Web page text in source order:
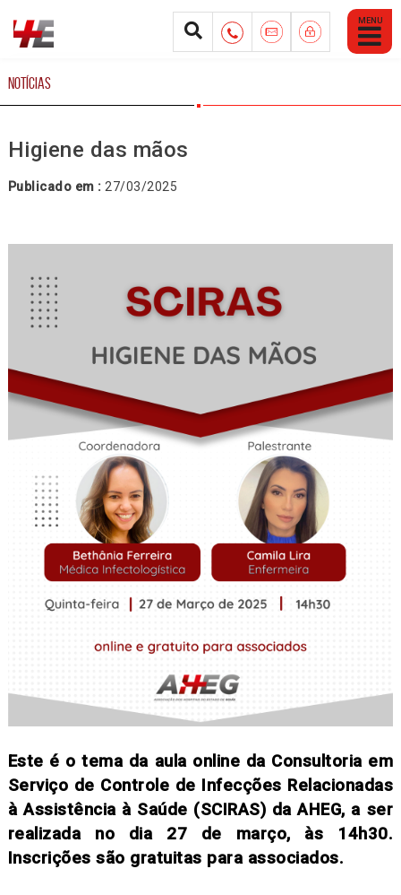
Abrir
Menu
Mobile
NOTÍCIAS
Higiene das mãos
Publicado em : 27/03/2025
Este é o tema da aula online da Consultoria em
Serviço de Controle de Infecções Relacionadas
à Assistência à Saúde (SCIRAS) da AHEG, a ser
realizada no dia 27 de março, às 14h30.
Inscrições são gratuitas para associados.